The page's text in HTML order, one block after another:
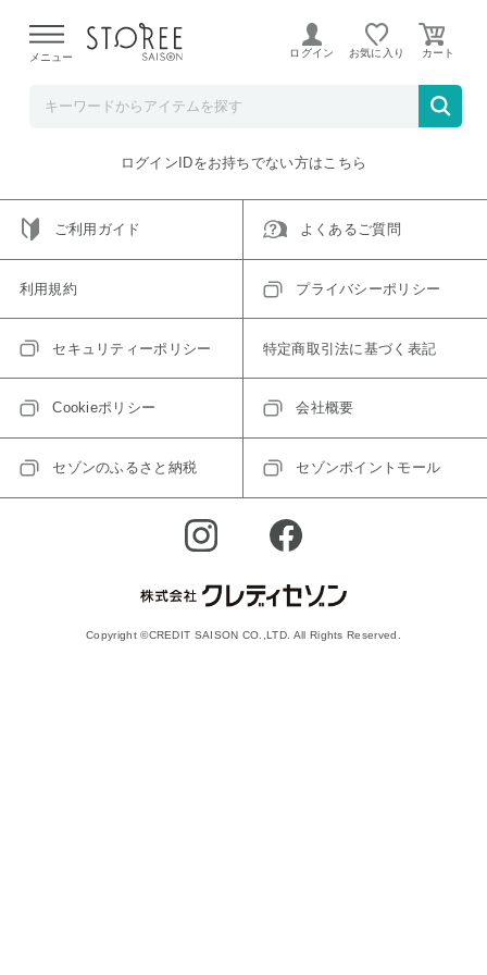
よる配送遅延が発生しております。
メニュー ログイン お気に入り
ご指定のアイテムは取り扱い終了、またはただいま取り扱い
トップへ戻る
ログインIDをお持ちでない方はこちら
ご利用ガイド よくあるご質問
利用規約 プライバシーポリシー
セキュリティーポリシー 特定商取引法に基づく表記
Cookieポリシー 会社概要
セゾンのふるさと納税 セゾンポイントモール
Copyright ©CREDIT SAISON CO.,LTD. All Rights Reserved.